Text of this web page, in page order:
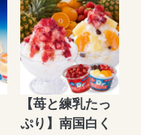
【苺と練乳たっ
ぷり】南国白く